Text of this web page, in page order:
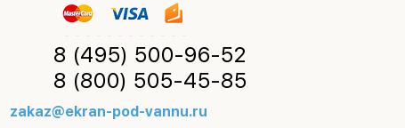
8 (495) 500-96-52
8 (800) 505-45-85
zakaz@ekran-pod-vannu.ru